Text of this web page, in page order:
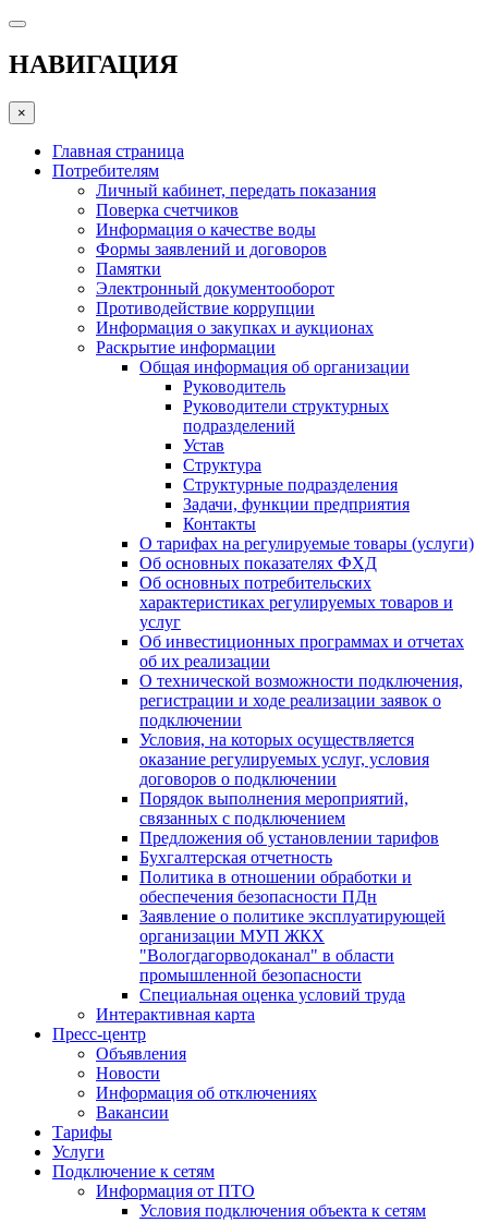
НАВИГАЦИЯ
×
Главная страница
Потребителям
Личный кабинет, передать показания
Поверка счетчиков
Информация о качестве воды
Формы заявлений и договоров
Памятки
Электронный документооборот
Противодействие коррупции
Информация о закупках и аукционах
Раскрытие информации
Общая информация об организации
Руководитель
Руководители структурных
подразделений
Устав
Структура
Структурные подразделения
Задачи, функции предприятия
Контакты
О тарифах на регулируемые товары (услуги)
Об основных показателях ФХД
Об основных потребительских
характеристиках регулируемых товаров и
услуг
Об инвестиционных программах и отчетах
об их реализации
О технической возможности подключения,
регистрации и ходе реализации заявок о
подключении
Условия, на которых осуществляется
оказание регулируемых услуг, условия
договоров о подключении
Порядок выполнения мероприятий,
связанных с подключением
Предложения об установлении тарифов
Бухгалтерская отчетность
Политика в отношении обработки и
обеспечения безопасности ПДн
Заявление о политике эксплуатирующей
организации МУП ЖКХ
"Вологдагорводоканал" в области
промышленной безопасности
Специальная оценка условий труда
Интерактивная карта
Пресс-центр
Объявления
Новости
Информация об отключениях
Вакансии
Тарифы
Услуги
Подключение к сетям
Информация от ПТО
Условия подключения объекта к сетям